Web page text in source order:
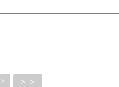
> ＞＞